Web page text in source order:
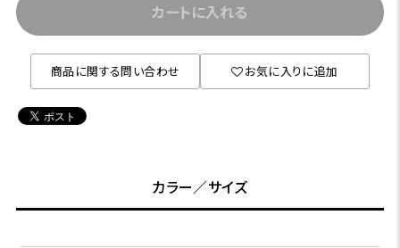
カートに入れる
商品に関する問い合わせ お気に入りに追加
カラー／サイズ